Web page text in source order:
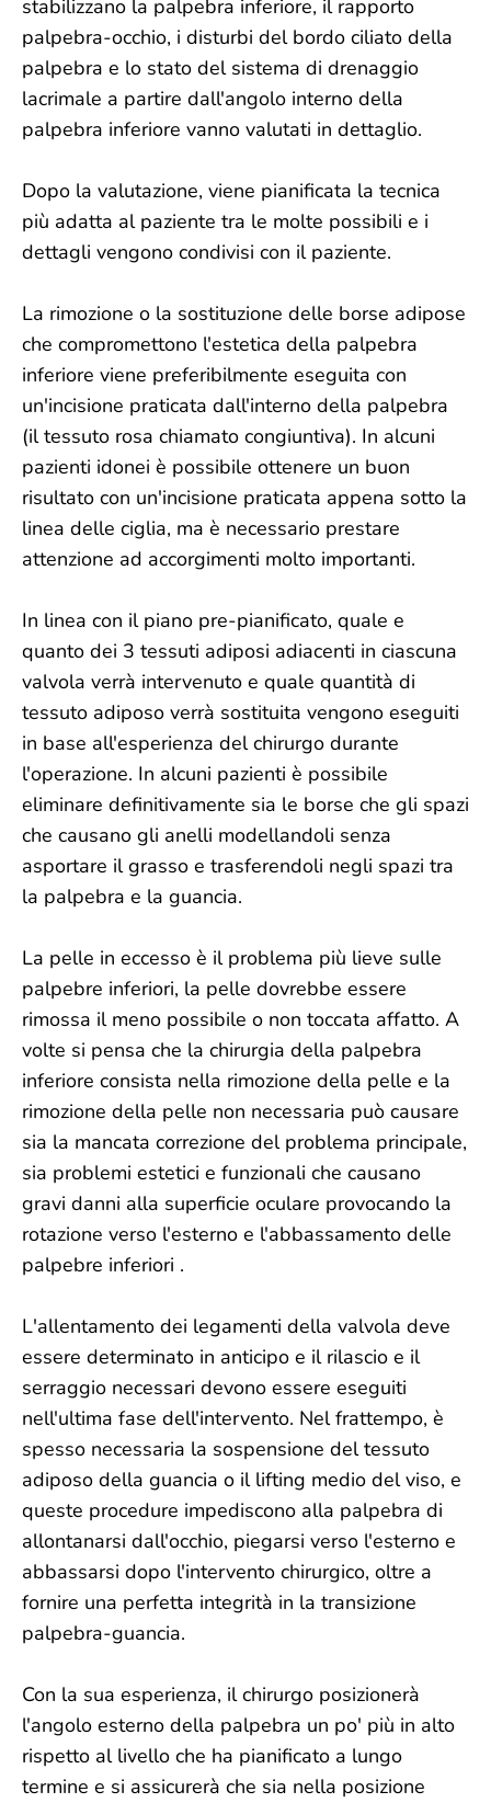
stabilizzano la palpebra inferiore, il rapporto
palpebra-occhio, i disturbi del bordo ciliato della
palpebra e lo stato del sistema di drenaggio
lacrimale a partire dall'angolo interno della
palpebra inferiore vanno valutati in dettaglio.
Dopo la valutazione, viene pianificata la tecnica
più adatta al paziente tra le molte possibili e i
dettagli vengono condivisi con il paziente.
La rimozione o la sostituzione delle borse adipose
che compromettono l'estetica della palpebra
inferiore viene preferibilmente eseguita con
un'incisione praticata dall'interno della palpebra
(il tessuto rosa chiamato congiuntiva). In alcuni
pazienti idonei è possibile ottenere un buon
risultato con un'incisione praticata appena sotto la
linea delle ciglia, ma è necessario prestare
attenzione ad accorgimenti molto importanti.
In linea con il piano pre-pianificato, quale e
quanto dei 3 tessuti adiposi adiacenti in ciascuna
valvola verrà intervenuto e quale quantità di
tessuto adiposo verrà sostituita vengono eseguiti
in base all'esperienza del chirurgo durante
l'operazione. In alcuni pazienti è possibile
eliminare definitivamente sia le borse che gli spazi
che causano gli anelli modellandoli senza
asportare il grasso e trasferendoli negli spazi tra
la palpebra e la guancia.
La pelle in eccesso è il problema più lieve sulle
palpebre inferiori, la pelle dovrebbe essere
rimossa il meno possibile o non toccata affatto. A
volte si pensa che la chirurgia della palpebra
inferiore consista nella rimozione della pelle e la
rimozione della pelle non necessaria può causare
sia la mancata correzione del problema principale,
sia problemi estetici e funzionali che causano
gravi danni alla superficie oculare provocando la
rotazione verso l'esterno e l'abbassamento delle
palpebre inferiori .
L'allentamento dei legamenti della valvola deve
essere determinato in anticipo e il rilascio e il
serraggio necessari devono essere eseguiti
nell'ultima fase dell'intervento. Nel frattempo, è
spesso necessaria la sospensione del tessuto
adiposo della guancia o il lifting medio del viso, e
queste procedure impediscono alla palpebra di
allontanarsi dall'occhio, piegarsi verso l'esterno e
abbassarsi dopo l'intervento chirurgico, oltre a
fornire una perfetta integrità in la transizione
palpebra-guancia.
Con la sua esperienza, il chirurgo posizionerà
l'angolo esterno della palpebra un po' più in alto
rispetto al livello che ha pianificato a lungo
termine e si assicurerà che sia nella posizione